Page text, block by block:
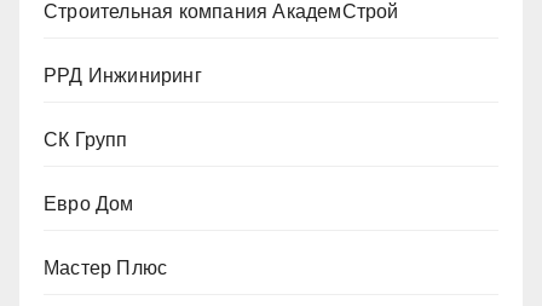
Строительная компания АкадемСтрой
РРД Инжиниринг
СК Групп
Евро Дом
Мастер Плюс